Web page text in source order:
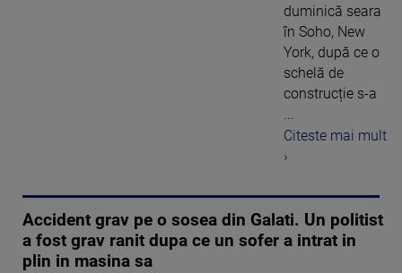
duminică seara
în Soho, New
York, după ce o
schelă de
construcție s-a
Citeste mai mult
›
Accident grav pe o sosea din Galati. Un politist
a fost grav ranit dupa ce un sofer a intrat in
plin in masina sa